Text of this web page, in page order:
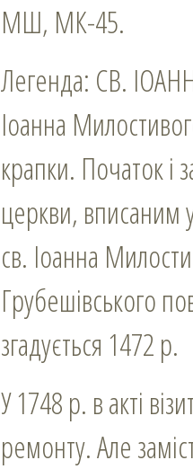
МШ, МК-45.
Легенда: СВ.
Іоанна
крапки. Початок і
церкви, вписаним
св. Іоанна
Грубешівського
згадується 1472 р.
У 1748 р. в акті
ремонту. Але